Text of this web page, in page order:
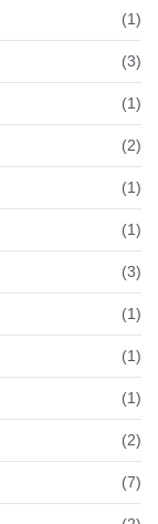
(1)
(3)
(1)
(2)
(1)
(1)
(3)
(1)
(1)
(1)
(2)
(7)